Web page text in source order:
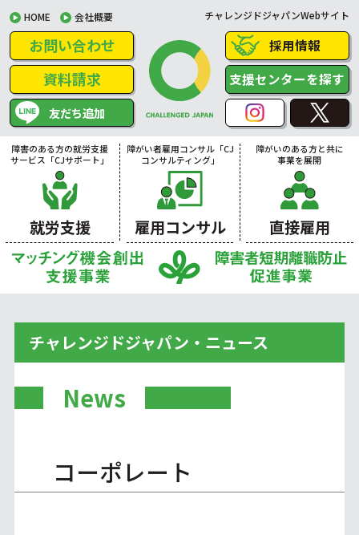
HOME 会社概要 チャレンジドジャパンWebサイト
お問い合わせ
資料請求
友だち追加
採用情報
支援センターを探す
障害のある方の就労支援
サービス「CJサポート」
就労支援
障がい者雇用コンサル「CJ
コンサルティング」
雇用コンサル
障がいのある方と共に
事業を展開
直接雇用
チャレンジドジャパン・ニュース
News
コーポレート